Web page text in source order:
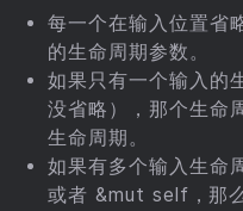
每一个在输入位置省
的生命周期参数。
如果只有一个输入的
没省略），那个生命
生命周期。
如果有多个输入生命
或者 &mut self，那